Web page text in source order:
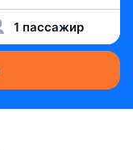
1 пассажир